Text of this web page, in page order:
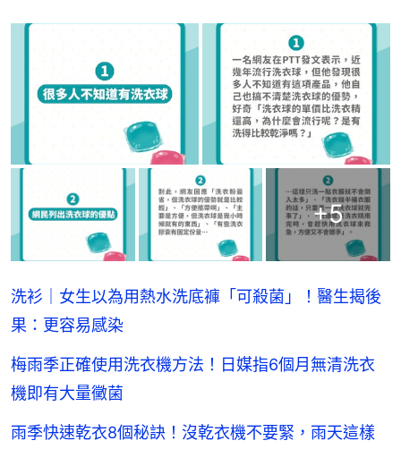
+5
洗衫｜女生以為用熱水洗底褲「可殺菌」！醫生揭後
果：更容易感染
梅雨季正確使用洗衣機方法！日媒指6個月無清洗衣
機即有大量黴菌
雨季快速乾衣8個秘訣！沒乾衣機不要緊，雨天這樣